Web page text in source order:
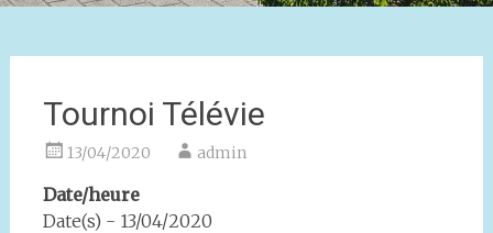
Tournoi Télévie
13/04/2020 admin
Date/heure
Date(s) - 13/04/2020